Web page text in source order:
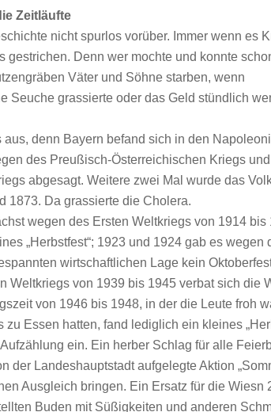
Zeitläufte
nicht spurlos vorüber. Immer wenn es
gestrichen. Denn wer mochte und konnte
Väter und Söhne starben, wenn
Seuche grassierte oder das Geld stündlich
denn Bayern befand sich in den
des Preußisch-Österreichischen Kriegs
abgesagt. Weitere zwei Mal wurde das
1873. Da grassierte die Cholera.
wegen des Ersten Weltkriegs von 1914 bis
„Herbstfest“; 1923 und 1924 gab es wegen
wirtschaftlichen Lage kein
Weltkriegs von 1939 bis 1945 verbat sich die
von 1946 bis 1948, in der die Leute froh
Essen hatten, fand lediglich ein kleines
ein. Ein herber Schlag für alle
der Landeshauptstadt aufgelegte Aktion
Ausgleich bringen. Ein Ersatz für die Wiesn
Buden mit Süßigkeiten und anderen